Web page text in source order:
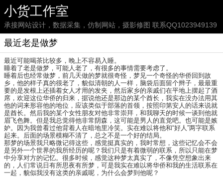
小货工作室
承接网站设计，数据采集，仿制网站，摄影修图 联系QQ1023949139
最近老是做梦
最近可能喝茶比较多，晚上不容易入睡。
睡着了老是做梦，可能人老了，有很多的事情需要考虑了。
睡着后也经常做梦，前几天做的梦就很奇怪，梦见一个奇怪的华侨回到故
乡，他的样子真的很老了，貌似清朝的人一样，脑袋后面留个辫子，最最重
要的是发根上还插着女人才用的发夹，然后家乡的亲戚们在平地上摆起了酒
席，欢迎这位华侨的归来，据说他还是那边的某个酋长，我实在没办法用其
他的词来形容他的地位，应该类似于部落的首领，按照印第安人的话来说就
是酋长。然后我的某个女性朋友对他非常崇拜，和我聊天的时候一谈到他就
眉飞色舞。但是我总觉得他非常阴森，这可能是男人的直觉吧。也可能是嫉
妒。因为我曾看过他背着人在暗地里冷笑。实在难以将他和“好人”两字联系
起来。后面的场景模糊不清了，总之不是一个好的结局。
那梦的场景我只略微记得这些，感觉挺真实的，我时常想，这些记忆会不会
是另外一个世界的我所经历的呢？我们只是有着微弱的联系，所以只能在梦
中分享对方的记忆。很多时候，感觉这种梦太真实了，不像凭空想象出来
的，人们常说日有所思夜有所梦，可是我实在难以将华侨和我的生活联系在
一起，貌似我没有这类的亲戚呢，为什么会梦到他呢？